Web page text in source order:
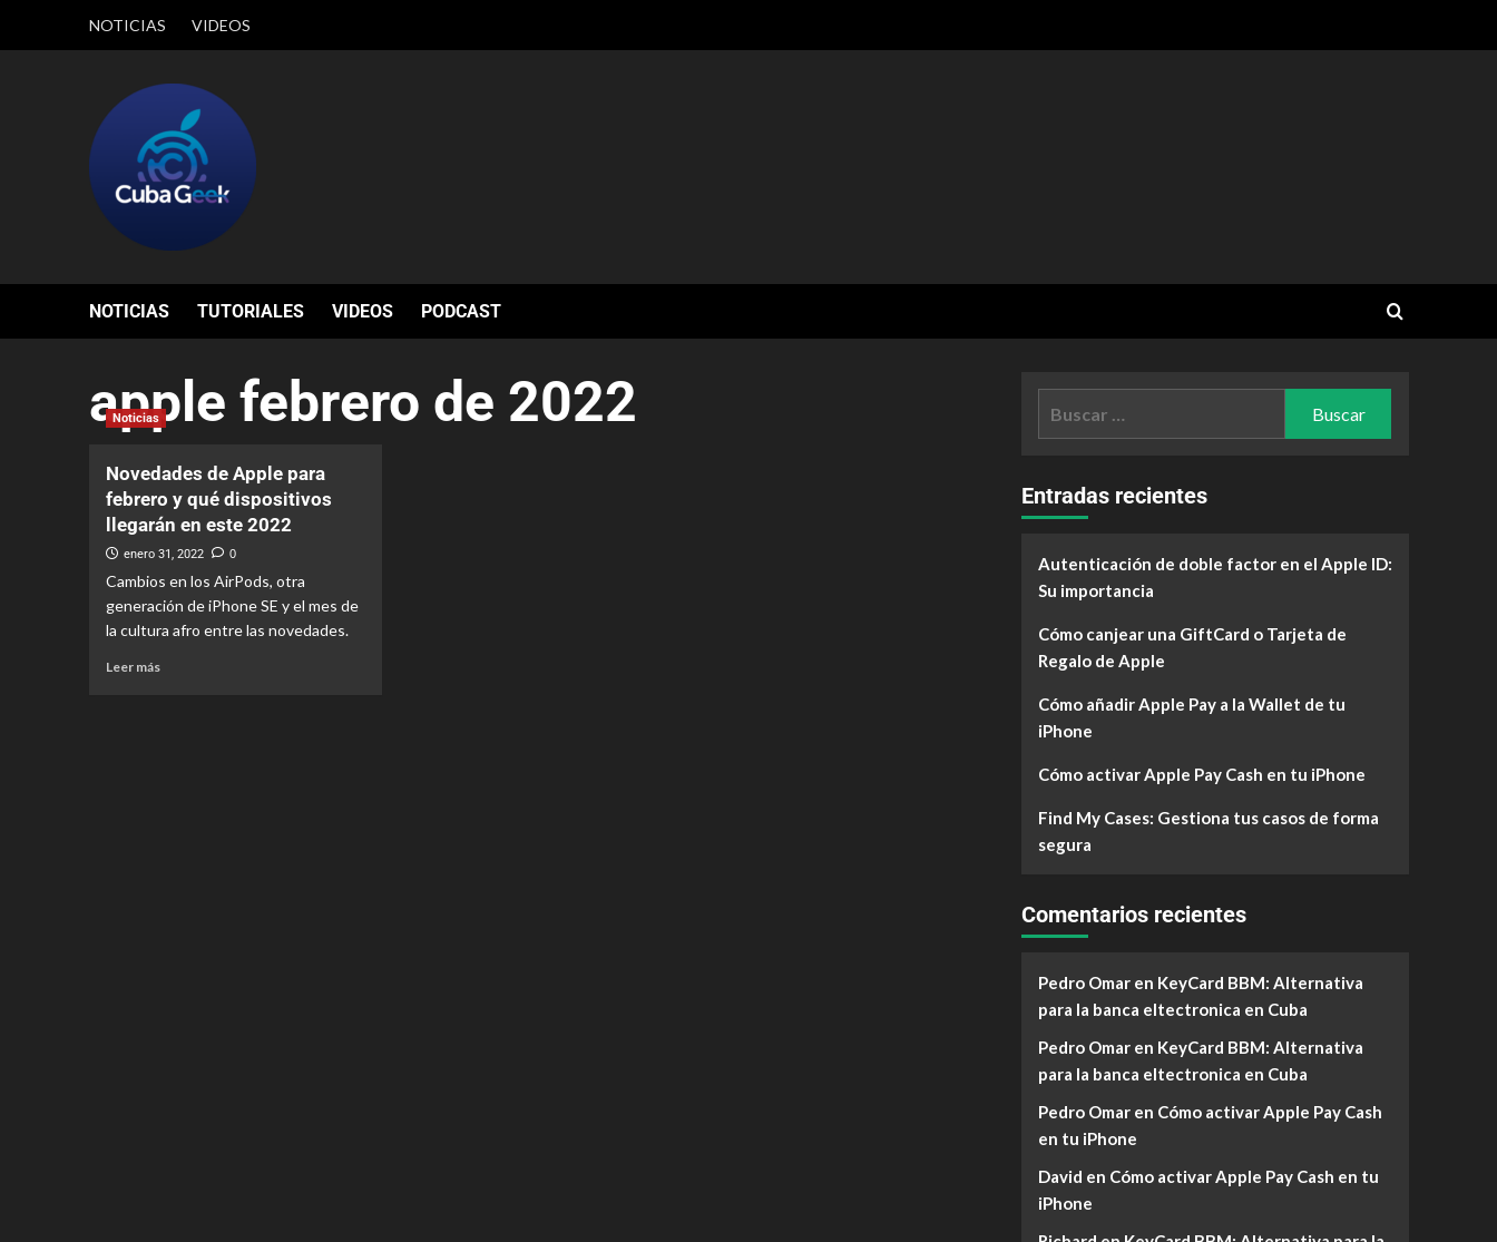
NOTICIAS VIDEOS
NOTICIAS TUTORIALES VIDEOS PODCAST
apple febrero de 2022
Noticias
Novedades de Apple para
febrero y qué dispositivos
llegarán en este 2022
enero 31, 2022 0
Cambios en los AirPods, otra
generación de iPhone SE y el mes de
la cultura afro entre las novedades.
Leer más
Entradas recientes
Autenticación de doble factor en el Apple ID:
Su importancia
Cómo canjear una GiftCard o Tarjeta de
Regalo de Apple
Cómo añadir Apple Pay a la Wallet de tu
iPhone
Cómo activar Apple Pay Cash en tu iPhone
Find My Cases: Gestiona tus casos de forma
segura
Comentarios recientes
Pedro Omaren KeyCard BBM: Alternativa
para la banca eltectronica en Cuba
Pedro Omaren KeyCard BBM: Alternativa
para la banca eltectronica en Cuba
Pedro Omaren Cómo activar Apple Pay Cash
en tu iPhone
David en Cómo activar Apple Pay Cash en tu
iPhone